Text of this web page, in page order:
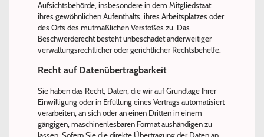
Aufsichtsbehörde, insbesondere in dem Mitgliedstaat
ihres gewöhnlichen Aufenthalts, ihres Arbeitsplatzes oder
des Orts des mutmaßlichen Verstoßes zu. Das
Beschwerderecht besteht unbeschadet anderweitiger
verwaltungsrechtlicher oder gerichtlicher Rechtsbehelfe.
Recht auf Datenübertragbarkeit
Sie haben das Recht, Daten, die wir auf Grundlage Ihrer
Einwilligung oder in Erfüllung eines Vertrags automatisiert
verarbeiten, an sich oder an einen Dritten in einem
gängigen, maschinenlesbaren Format aushändigen zu